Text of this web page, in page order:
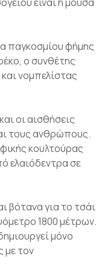
είναι η μούσα
παγκοσμίου φήμης
ο συνθέτης
νομπελίστας
οι αισθήσεις
τους ανθρώπους.
κουλτούρας
ελαιόδεντρα σε
βότανα για το τσάι
1800 μέτρων.
μόνο
με τον